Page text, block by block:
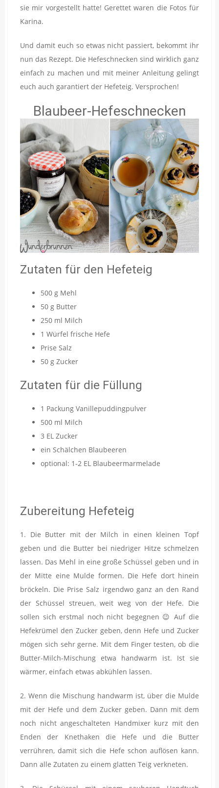
sie mir vorgestellt hatte! Gerettet waren die Fotos für
Karina.
Und damit euch so etwas nicht passiert, bekommt ihr
nun das Rezept. Die Hefeschnecken sind wirklich ganz
einfach zu machen und mit meiner Anleitung gelingt
euch auch garantiert der Hefeteig. Versprochen!
Blaubeer-Hefeschnecken
Zutaten für den Hefeteig
500 g Mehl
50 g Butter
250 ml Milch
1 Würfel frische Hefe
Prise Salz
50 g Zucker
Zutaten für die Füllung
1 Packung Vanillepuddingpulver
500 ml Milch
3 EL Zucker
ein Schälchen Blaubeeren
optional: 1-2 EL Blaubeermarmelade
Zubereitung Hefeteig
1. Die Butter mit der Milch in einen kleinen Topf
geben und die Butter bei niedriger Hitze schmelzen
lassen. Das Mehl in eine große Schüssel geben und in
der Mitte eine Mulde formen. Die Hefe dort hinein
bröckeln. Die Prise Salz irgendwo ganz an den Rand
der Schüssel streuen, weit weg von der Hefe. Die
sollen sich erstmal noch nicht begegnen 😉 Auf die
Hefekrümel den Zucker geben, denn Hefe und Zucker
mögen sich sehr gerne. Mit dem Finger testen, ob die
Butter-Milch-Mischung etwa handwarm ist. Ist sie
wärmer, einfach etwas abkühlen lassen.
2. Wenn die Mischung handwarm ist, über die Mulde
mit der Hefe und dem Zucker geben. Dann mit dem
noch nicht angeschalteten Handmixer kurz mit den
Enden der Knethaken die Hefe und die Butter
verrühren, damit sich die Hefe schon auflösen kann.
Dann alle Zutaten zu einem glatten Teig verkneten.